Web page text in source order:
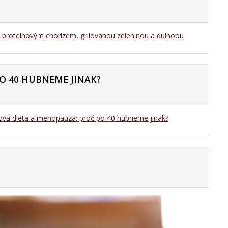
proteinovým chorizem, grilovanou zeleninou a quinoou
40 HUBNEME JINAK?
dieta a menopauza: proč po 40 hubneme jinak?